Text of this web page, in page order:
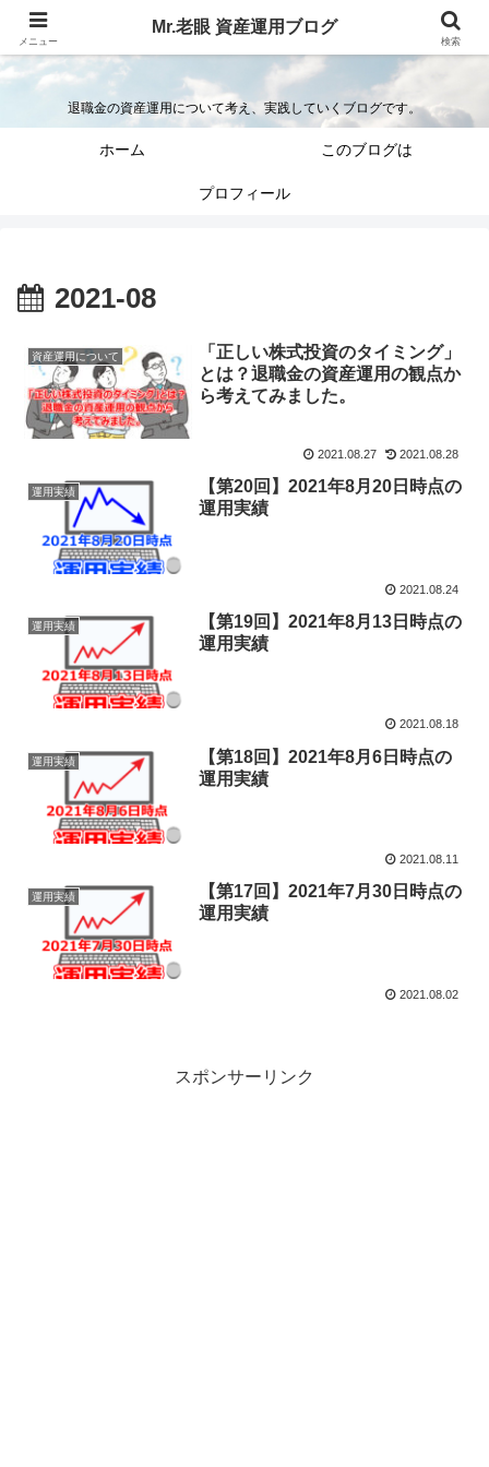
Mr.老眼の退職金を資産運用するブログ
退職金の資産運用について考え、実践していくブログです。
ホーム このブログは
プロフィール
2021-08
資産運用について
「正しい株式投資のタイミング」
とは？退職金の資産運用の観点か
ら考えてみました。
2021.08.27 2021.08.28
運用実績
【第20回】2021年8月20日時点の
運用実績
2021.08.24
運用実績
【第19回】2021年8月13日時点の
運用実績
2021.08.18
運用実績
【第18回】2021年8月6日時点の
運用実績
2021.08.11
運用実績
【第17回】2021年7月30日時点の
運用実績
2021.08.02
スポンサーリンク
メニュー
Mr.老眼 資産運用ブログ
検索